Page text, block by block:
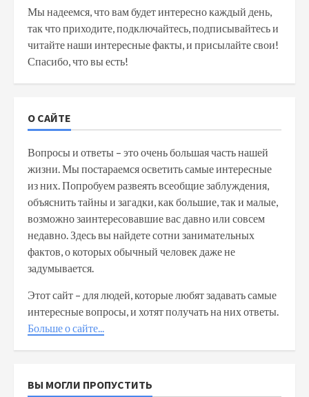
Мы надеемся, что вам будет интересно каждый день,
так что приходите, подключайтесь, подписывайтесь и
читайте наши интересные факты, и присылайте свои!
Спасибо, что вы есть!
О САЙТЕ
Вопросы и ответы – это очень большая часть нашей
жизни. Мы постараемся осветить самые интересные
из них. Попробуем развеять всеобщие заблуждения,
объяснить тайны и загадки, как большие, так и малые,
возможно заинтересовавшие вас давно или совсем
недавно. Здесь вы найдете сотни занимательных
фактов, о которых обычный человек даже не
задумывается.
Этот сайт – для людей, которые любят задавать самые
интересные вопросы, и хотят получать на них ответы.
Больше о сайте...
ВЫ МОГЛИ ПРОПУСТИТЬ